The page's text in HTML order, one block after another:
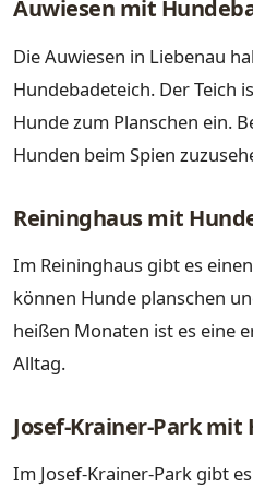
Auwiesen mit
Die Auwiesen in Liebenau
Hundebadeteich. Der Teich
Hunde zum Planschen ein.
Hunden beim Spien
Reininghaus mit
Im Reininghaus gibt es
können Hunde planschen
heißen Monaten ist es eine
Alltag.
Josef-Krainer-Park
Im Josef-Krainer-Park gibt